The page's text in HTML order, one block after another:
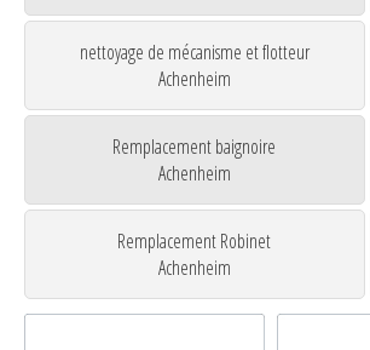
nettoyage de mécanisme et flotteur
Achenheim
Remplacement baignoire
Achenheim
Remplacement Robinet
Achenheim